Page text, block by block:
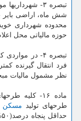
تبصره ۳-
شش ماه، اراضی بایر
محدوده شهرداری
حوزه مالیاتی محل اعلام
تبصره ۴- در
فرد انتقال گیرنده
نظر مشمول مالیات
ماده ۱۶- كلیه طرحهای تولید
طرحهای تولید مسكن
حداقل پنجاه درصد(۵۰%) هزینه های عوارض